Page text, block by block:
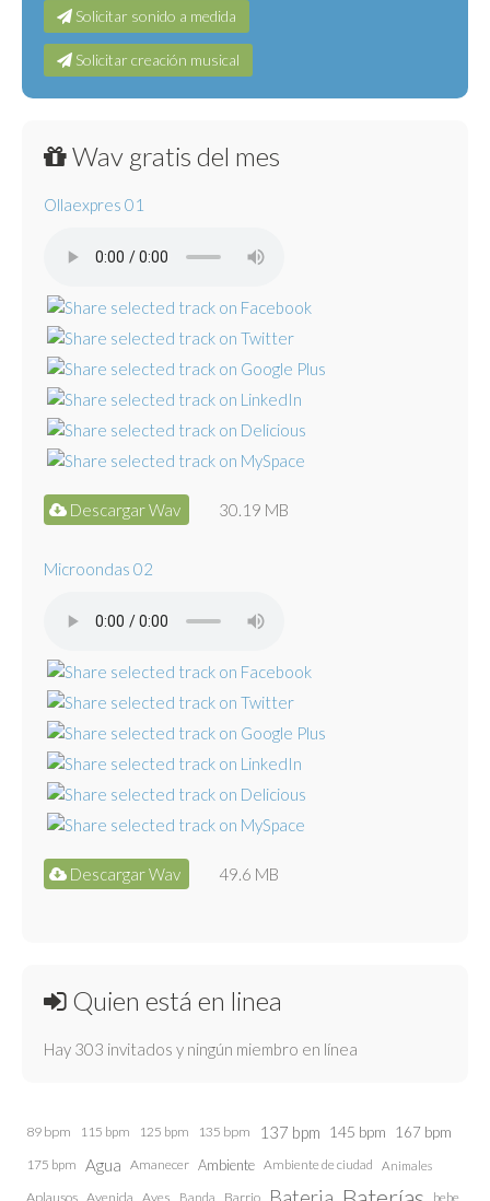
Solicitar sonido a medida
Solicitar creación musical
Wav gratis del mes
Ollaexpres 01
Descargar Wav 30.19 MB
Microondas 02
Descargar Wav 49.6 MB
Quien está en linea
Hay 303 invitados y ningún miembro en línea
89 bpm 115 bpm 125 bpm 135 bpm 137 bpm 145 bpm 167 bpm
175 bpm Agua Amanecer Ambiente Ambiente de ciudad Animales
Aplausos Avenida Aves Banda Barrio bebe